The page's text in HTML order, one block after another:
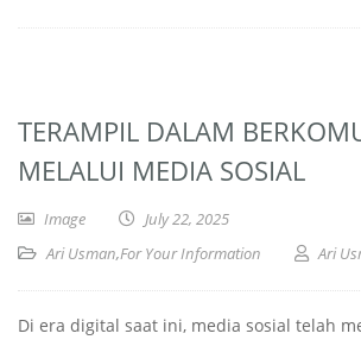
TERAMPIL DALAM
MELALUI MEDIA SOSIAL
Image
July 22, 2025
Ari Usman,For Your Information Ari
Di era digital saat ini, media sosial telah